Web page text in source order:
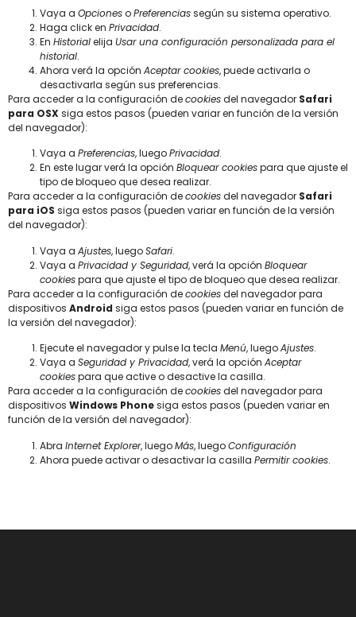
Vaya a OpcionesoPreferenciassegún su sistema operativo.
Haga click en Privacidad.
En Historialelija Usar una configuración personalizada para el
historial.
Ahora verá la opción Aceptar cookies, puede activarla o
desactivarla según sus preferencias.
Para acceder a la configuración decookiesdel navegador Safari
para OSX siga estos pasos (pueden variar en función de la versión
del navegador):
Vaya a Preferencias, luegoPrivacidad.
En este lugar verá la opción Bloquear cookiespara que ajuste el
tipo de bloqueo que desea realizar.
Para acceder a la configuración decookiesdel navegador Safari
para iOS siga estos pasos (pueden variar en función de la versión
del navegador):
Vaya a Ajustes, luegoSafari.
Vaya a Privacidad y Seguridad, verá la opción Bloquear
cookiespara que ajuste el tipo de bloqueo que desea realizar.
Para acceder a la configuración decookiesdel navegador para
dispositivos Android siga estos pasos (pueden variar en función de
la versión del navegador):
Ejecute el navegador y pulse la tecla Menú, luegoAjustes.
Vaya a Seguridad y Privacidad, verá la opción Aceptar
cookiespara que active o desactive la casilla.
Para acceder a la configuración decookiesdel navegador para
dispositivos Windows Phonesiga estos pasos (pueden variar en
función de la versión del navegador):
Abra Internet Explorer, luegoMás, luegoConfiguración
Ahora puede activar o desactivar la casilla Permitir cookies.